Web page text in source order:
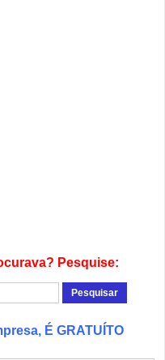
Pesquise:
É GRATUÍTO